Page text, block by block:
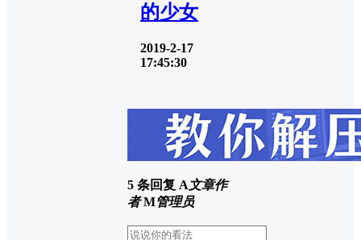
的少女
2019-2-17
17:45:30
5 条回复 A文章作
者 M管理员